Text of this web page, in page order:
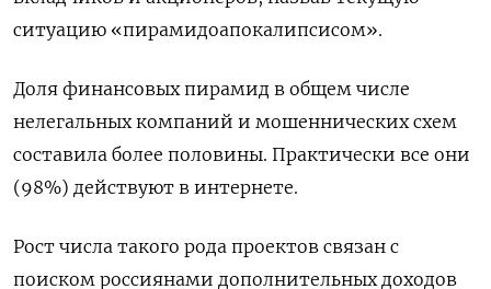
ситуацию «пирамидоапокалипсисом».
Доля финансовых пирамид в общем числе
нелегальных компаний и мошеннических схем
составила более половины. Практически все они
(98%) действуют в интернете.
Рост числа такого рода проектов связан с
поиском россиянами дополнительных доходов